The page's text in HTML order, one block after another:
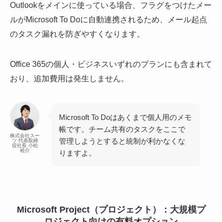
Outlookをメインに使っている場合、フラグをつけたメー
ルがMicrosoft To Doに自動連携されるため、メール起点
のタスク漏れを防ぎやすくなります。
Office 365の個人・ビジネスいずれのプランにも含まれて
おり、追加費用は発生しません。
株式会社スー
ツ 代表取締
役社長 小松
裕介
Microsoft To Doはあくまで個人用のメモ
帳です。チーム共有のタスクをここで
管理しようとすると統制が利かなくな
りますよ。
Microsoft Project（プロジェクト）：大規模プ